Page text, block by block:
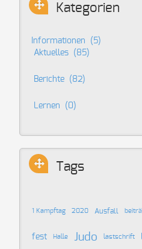
Kategorien
Informationen
(5)
Aktuelles
(85)
Berichte (82)
Lernen (0)
Tags
1 Kampftag 2020 Ausfall
fest Halle Judo lastschrift